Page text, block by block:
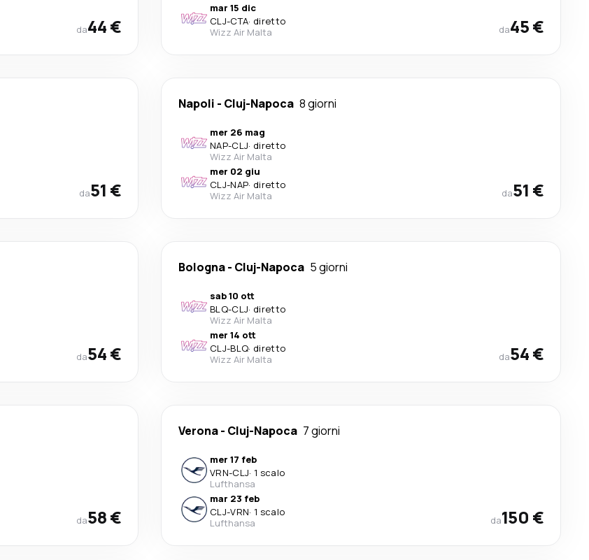
da44 €
mar 15 dic
CLJ-CTA· diretto
Wizz Air Malta
da45 €
da51 €
Napoli - Cluj-Napoca 8 giorni
mer 26 mag
NAP-CLJ· diretto
Wizz Air Malta
mer 02 giu
CLJ-NAP· diretto
Wizz Air Malta
da51 €
da54 €
Bologna- Cluj-Napoca 5 giorni
sab 10 ott
BLQ-CLJ· diretto
Wizz Air Malta
mer 14 ott
CLJ-BLQ· diretto
Wizz Air Malta
da54 €
da58 €
Verona- Cluj-Napoca 7 giorni
mer 17 feb
VRN-CLJ· 1 scalo
Lufthansa
mar 23 feb
CLJ-VRN· 1 scalo
Lufthansa
da150 €